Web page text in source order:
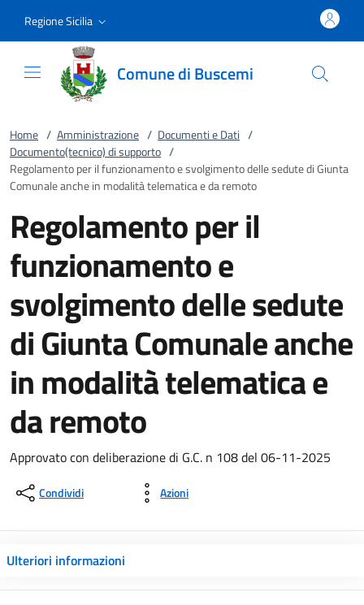
Regione Sicilia
Comune di Buscemi
Home / Amministrazione / Documenti e Dati /
Documento(tecnico) di supporto /
Regolamento per il funzionamento e svolgimento delle sedute di Giunta
Comunale anche in modalità telematica e da remoto
Regolamento per il
funzionamento e
svolgimento delle sedute
di Giunta Comunale anche
in modalità telematica e
da remoto
Approvato con deliberazione di G.C. n 108 del 06-11-2025
Condividi Azioni
Ulteriori informazioni